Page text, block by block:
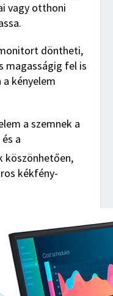
vagy otthoni
döntheti,
magasságig fel is
kényelem
a szemnek a
a
köszönhetően,
kékfény-